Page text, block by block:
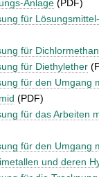
Anlage (PDF)
für
für Dichlormethan
für Diethylether
für den Umgang
(PDF)
für das Arbeiten
für den Umgang
und deren